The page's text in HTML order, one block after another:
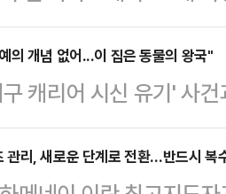
하는 분위기다.9일 정
주묘지를 참배한 뒤 재
"며 "특정 지역의 갇혀
의지…
께 기장군의 한 아파트
.남성을 살해한 것으로
최근 혼인신고를 한 것
다.
의 개념 없어...이 집은 동물의 왕국"
캐리어 시신 유기' 사
서는 안된다"고 강조
경찰행정학과 교수는
관리, 새로운 단계로 전환…반드시 복